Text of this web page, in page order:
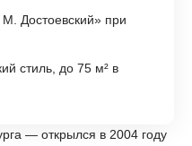
Достоевский» при
стиль, до 75 м² в
— открылся в 2004 году